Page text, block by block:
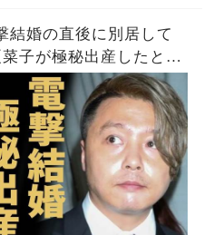
結婚の直後に別居して
子が極秘出産したと言
の人気メンバーの女性
愕...